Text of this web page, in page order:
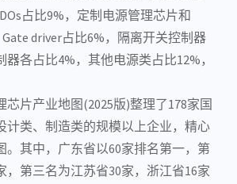
s占比9%，定制电源管理芯片和
driver占比6%， 隔离开关控制器
各占比4%，其他电源类占比12%，
芯片产业地图(2025版)整理了178家国
计类、制造类的规模以上企业，精心
。其中，广东省以60家排名第一，第
，第三名为江苏省30家，浙江省16家